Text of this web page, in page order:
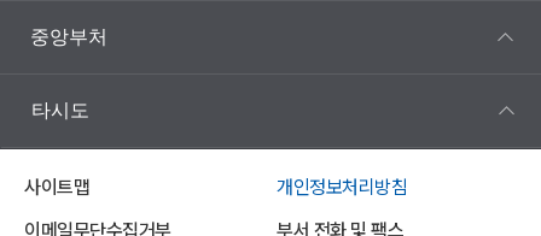
중앙부처
타시도
사이트맵
개인정보처리방침
이메일무단수집거부
부서 전화 및 팩스